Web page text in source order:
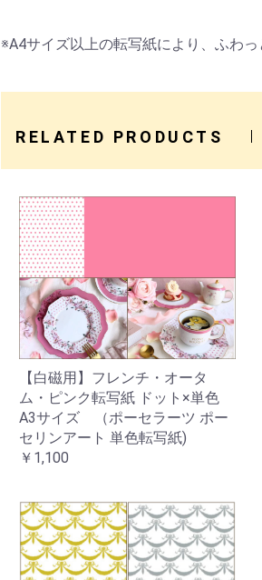
※A4サイズ以上の転写紙により、ふわっ
RELATED PRODUCTS
【白磁用】フレンチ・オータ
ム・ピンク転写紙 ドット×単色
A3サイズ （ポーセラーツ ポー
セリンアート 単色転写紙)
￥1,100